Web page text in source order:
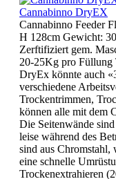
Cannabinno DryEX
Cannabinno Feeder
H 128cm Gewicht:
Zerftifiziert gem.
20-25Kg pro Füllung
DryEx könnte auch
verschiedene
Trockentrimmen,
können alle mit dem
Die Seitenwände
leise während des
sind aus
eine schnelle
Trockenextrahieren